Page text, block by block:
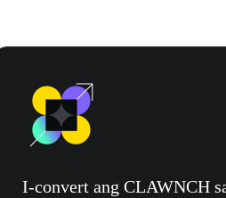
I-convert ang CLAWNCH